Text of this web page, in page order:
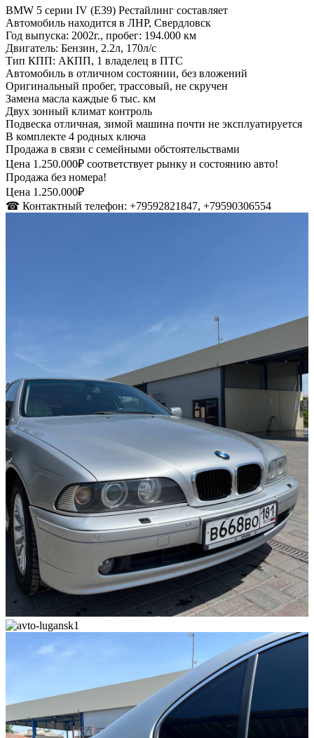
BMW 5 серии IV (E39) Рестайлинг составляет
Автомобиль находится в ЛНР, Свердловск
Год выпуска: 2002г., пробег: 194.000 км
Двигатель: Бензин, 2.2л, 170л/с
Тип КПП: АКПП, 1 владелец в ПТС
Автомобиль в отличном состоянии, без вложений
Оригинальный пробег, трассовый, не скручен
Замена масла каждые 6 тыс. км
Двух зонный климат контроль
Подвеска отличная, зимой машина почти не эксплуатируется
В комплекте 4 родных ключа
Продажа в связи с семейными обстоятельствами
Цена 1.250.000₽ соответствует рынку и состоянию авто!
Продажа без номера!
Цена 1.250.000₽
☎ Контактный телефон: +79592821847, +79590306554